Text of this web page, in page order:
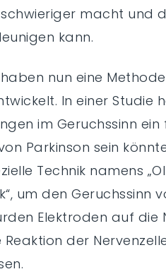
macht und
kann.
nun eine
In einer Studie
im Geruchssinn ein
Parkinson sein
Technik namens
um den Geruchssinn
Elektroden auf die
der